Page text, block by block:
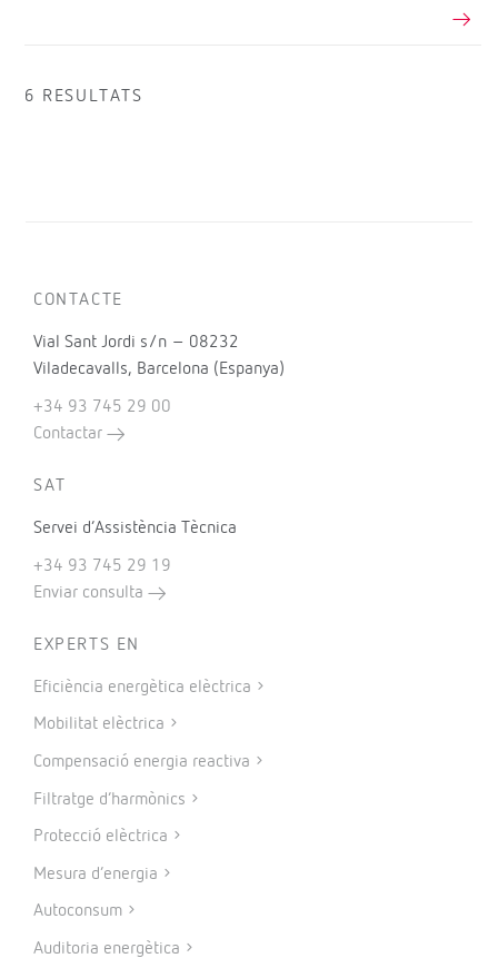
6 RESULTATS
CONTACTE
Vial Sant Jordi s/n – 08232
Viladecavalls, Barcelona (Espanya)
+34 93 745 29 00
Contactar
SAT
Servei d’Assistència Tècnica
+34 93 745 29 19
Enviar consulta
EXPERTS EN
Eficiència energètica elèctrica
Mobilitat elèctrica
Compensació energia reactiva
Filtratge d’harmònics
Protecció elèctrica
Mesura d’energia
Autoconsum
Auditoria energètica